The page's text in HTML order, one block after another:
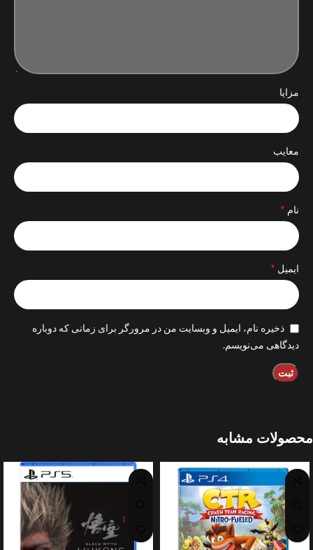
مزایا
معایب
نام *
ایمیل *
ذخیره نام، ایمیل و وبسایت من در مرورگر برای زمانی که دوباره
دیدگاهی می‌نویسم.
محصولات مشابه